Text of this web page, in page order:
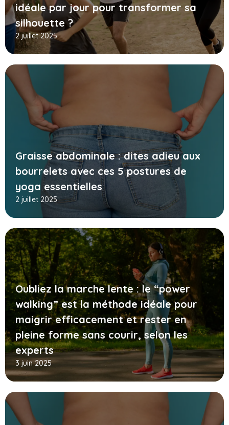
idéale par jour pour transformer sa
silhouette ?
2 juillet 2025
Graisse abdominale : dites adieu aux
bourrelets avec ces 5 postures de
yoga essentielles
2 juillet 2025
Oubliez la marche lente : le “power
walking” est la méthode idéale pour
maigrir efficacement et rester en
pleine forme sans courir, selon les
experts
3 juin 2025